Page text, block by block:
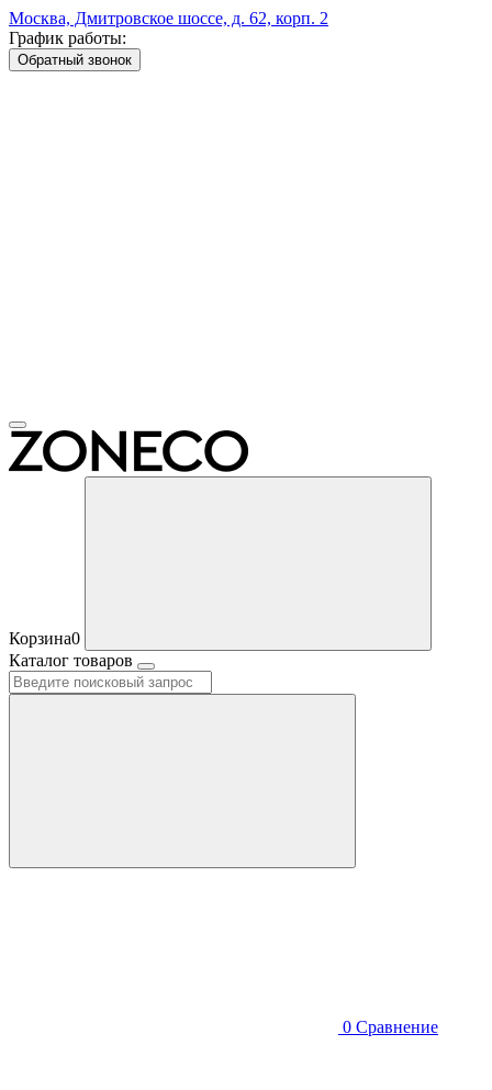
Москва, Дмитровское шоссе, д. 62, корп. 2
График работы:
Обратный звонок
Корзина0
Каталог товаров
0 Сравнение